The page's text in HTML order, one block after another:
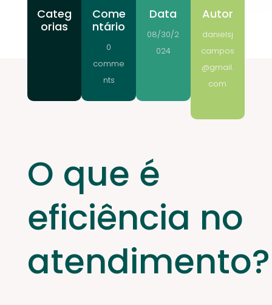
Categ
orias
Come
ntário
0
comme
nts
Data
08/30/2
024
Autor
danielsj
campos
@gmail.
com
O que é
eficiência no
atendimento?